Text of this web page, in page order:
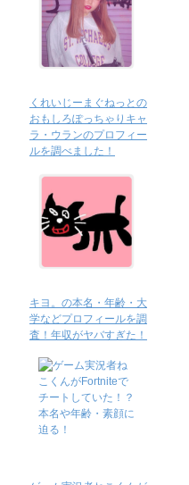
くれいじーまぐねっとの
おもしろぽっちゃりキャ
ラ・ウランのプロフィー
ルを調べました！
キヨ。の本名・年齢・大
学などプロフィールを調
査！年収がヤバすぎた！